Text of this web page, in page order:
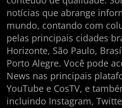
notícias que abrange
mundo, contando com
pelas principais cidades
Horizonte, São Paulo,
Porto Alegre. Você pode
News nas principais
YouTube e CosTV, e
incluindo Instagram,